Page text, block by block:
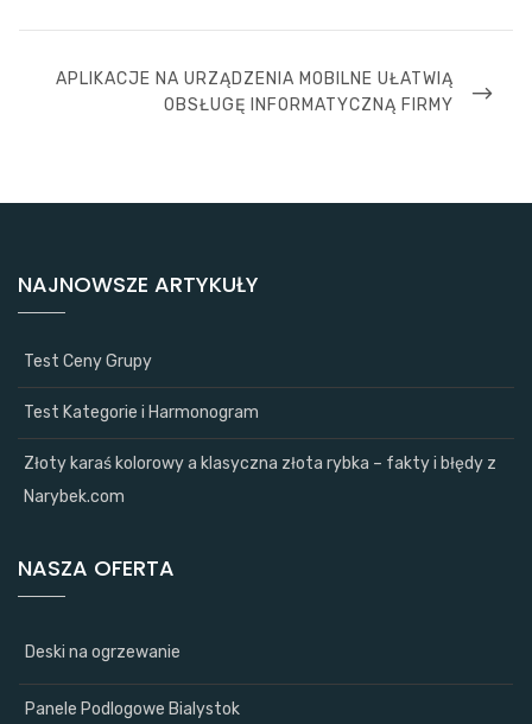
NEXT
APLIKACJE NA URZĄDZENIA MOBILNE UŁATWIĄ
OBSŁUGĘ INFORMATYCZNĄ FIRMY
NAJNOWSZE ARTYKUŁY
Test Ceny Grupy
Test Kategorie i Harmonogram
Złoty karaś kolorowy a klasyczna złota rybka – fakty i błędy z
Narybek.com
NASZA OFERTA
Deski na ogrzewanie
Panele Podlogowe Bialystok